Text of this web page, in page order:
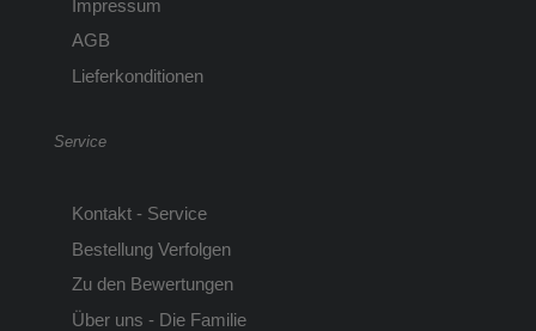
Impressum
AGB
Lieferkonditionen
Service
Kontakt - Service
Bestellung Verfolgen
Zu den Bewertungen
Über uns - Die Familie